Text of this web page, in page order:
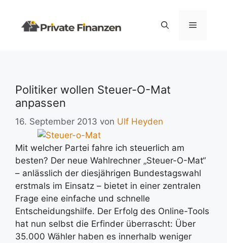
springen
Menü
Politiker wollen Steuer-O-Mat
anpassen
16. September 2013 von Ulf Heyden
Mit welcher Partei fahre ich steuerlich am
besten? Der neue Wahlrechner „Steuer-O-Mat“
– anlässlich der diesjährigen Bundestagswahl
erstmals im Einsatz – bietet in einer zentralen
Frage eine einfache und schnelle
Entscheidungshilfe. Der Erfolg des Online-Tools
hat nun selbst die Erfinder überrascht: Über
35.000 Wähler haben es innerhalb weniger